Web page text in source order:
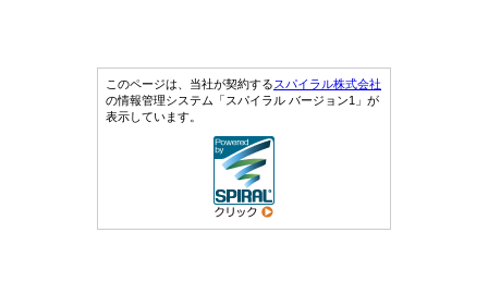
このページは、当社が契約するスパイラル株式会社
の情報管理システム「スパイラル バージョン1」が
表示しています。